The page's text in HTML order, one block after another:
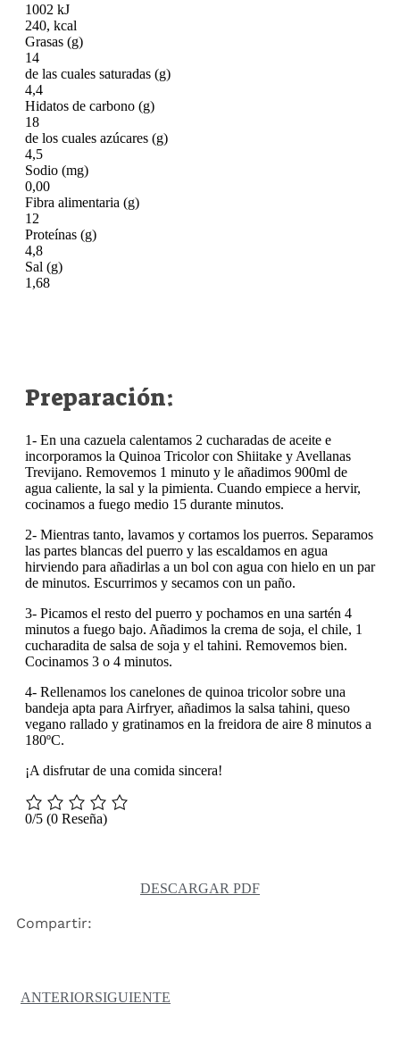
1002 kJ
240, kcal
Grasas (g)
14
de las cuales saturadas (g)
4,4
Hidatos de carbono (g)
18
de los cuales azúcares (g)
4,5
Sodio (mg)
0,00
Fibra alimentaria (g)
12
Proteínas (g)
4,8
Sal (g)
1,68
Preparación:
1- En una cazuela calentamos 2 cucharadas de aceite e
incorporamos la Quinoa Tricolor con Shiitake y Avellanas
Trevijano. Removemos 1 minuto y le añadimos 900ml de
agua caliente, la sal y la pimienta. Cuando empiece a hervir,
cocinamos a fuego medio 15 durante minutos.⁣
2- Mientras tanto, lavamos y cortamos los puerros. Separamos
las partes blancas del puerro y las escaldamos en agua
hirviendo para añadirlas a un bol con agua con hielo en un par
de minutos. Escurrimos y secamos con un paño. ⁣
3- Picamos el resto del puerro y pochamos en una sartén 4
minutos a fuego bajo. Añadimos la crema de soja, el chile, 1
cucharadita de salsa de soja y el tahini. Removemos bien.
Cocinamos 3 o 4 minutos. ⁣
4- Rellenamos los canelones de quinoa tricolor sobre una
bandeja apta para Airfryer, añadimos la salsa tahini, queso
vegano rallado y gratinamos en la freidora de aire 8 minutos a
180ºC.
¡A disfrutar de una comida sincera!⁣
0/5 (0 Reseña)
DESCARGAR PDF
Compartir:
ANTERIORSIGUIENTE